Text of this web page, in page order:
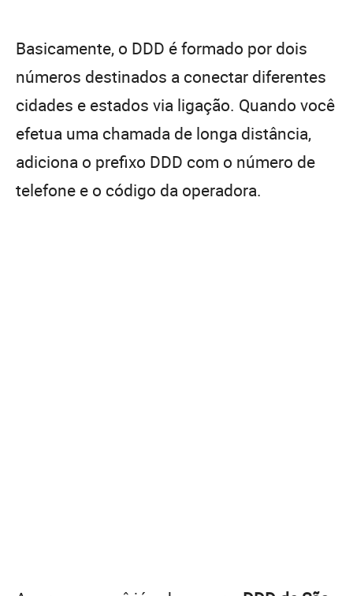
Basicamente, o DDD é formado por dois
números destinados a conectar diferentes
cidades e estados via ligação. Quando você
efetua uma chamada de longa distância,
adiciona o prefixo DDD com o número de
telefone e o código da operadora.